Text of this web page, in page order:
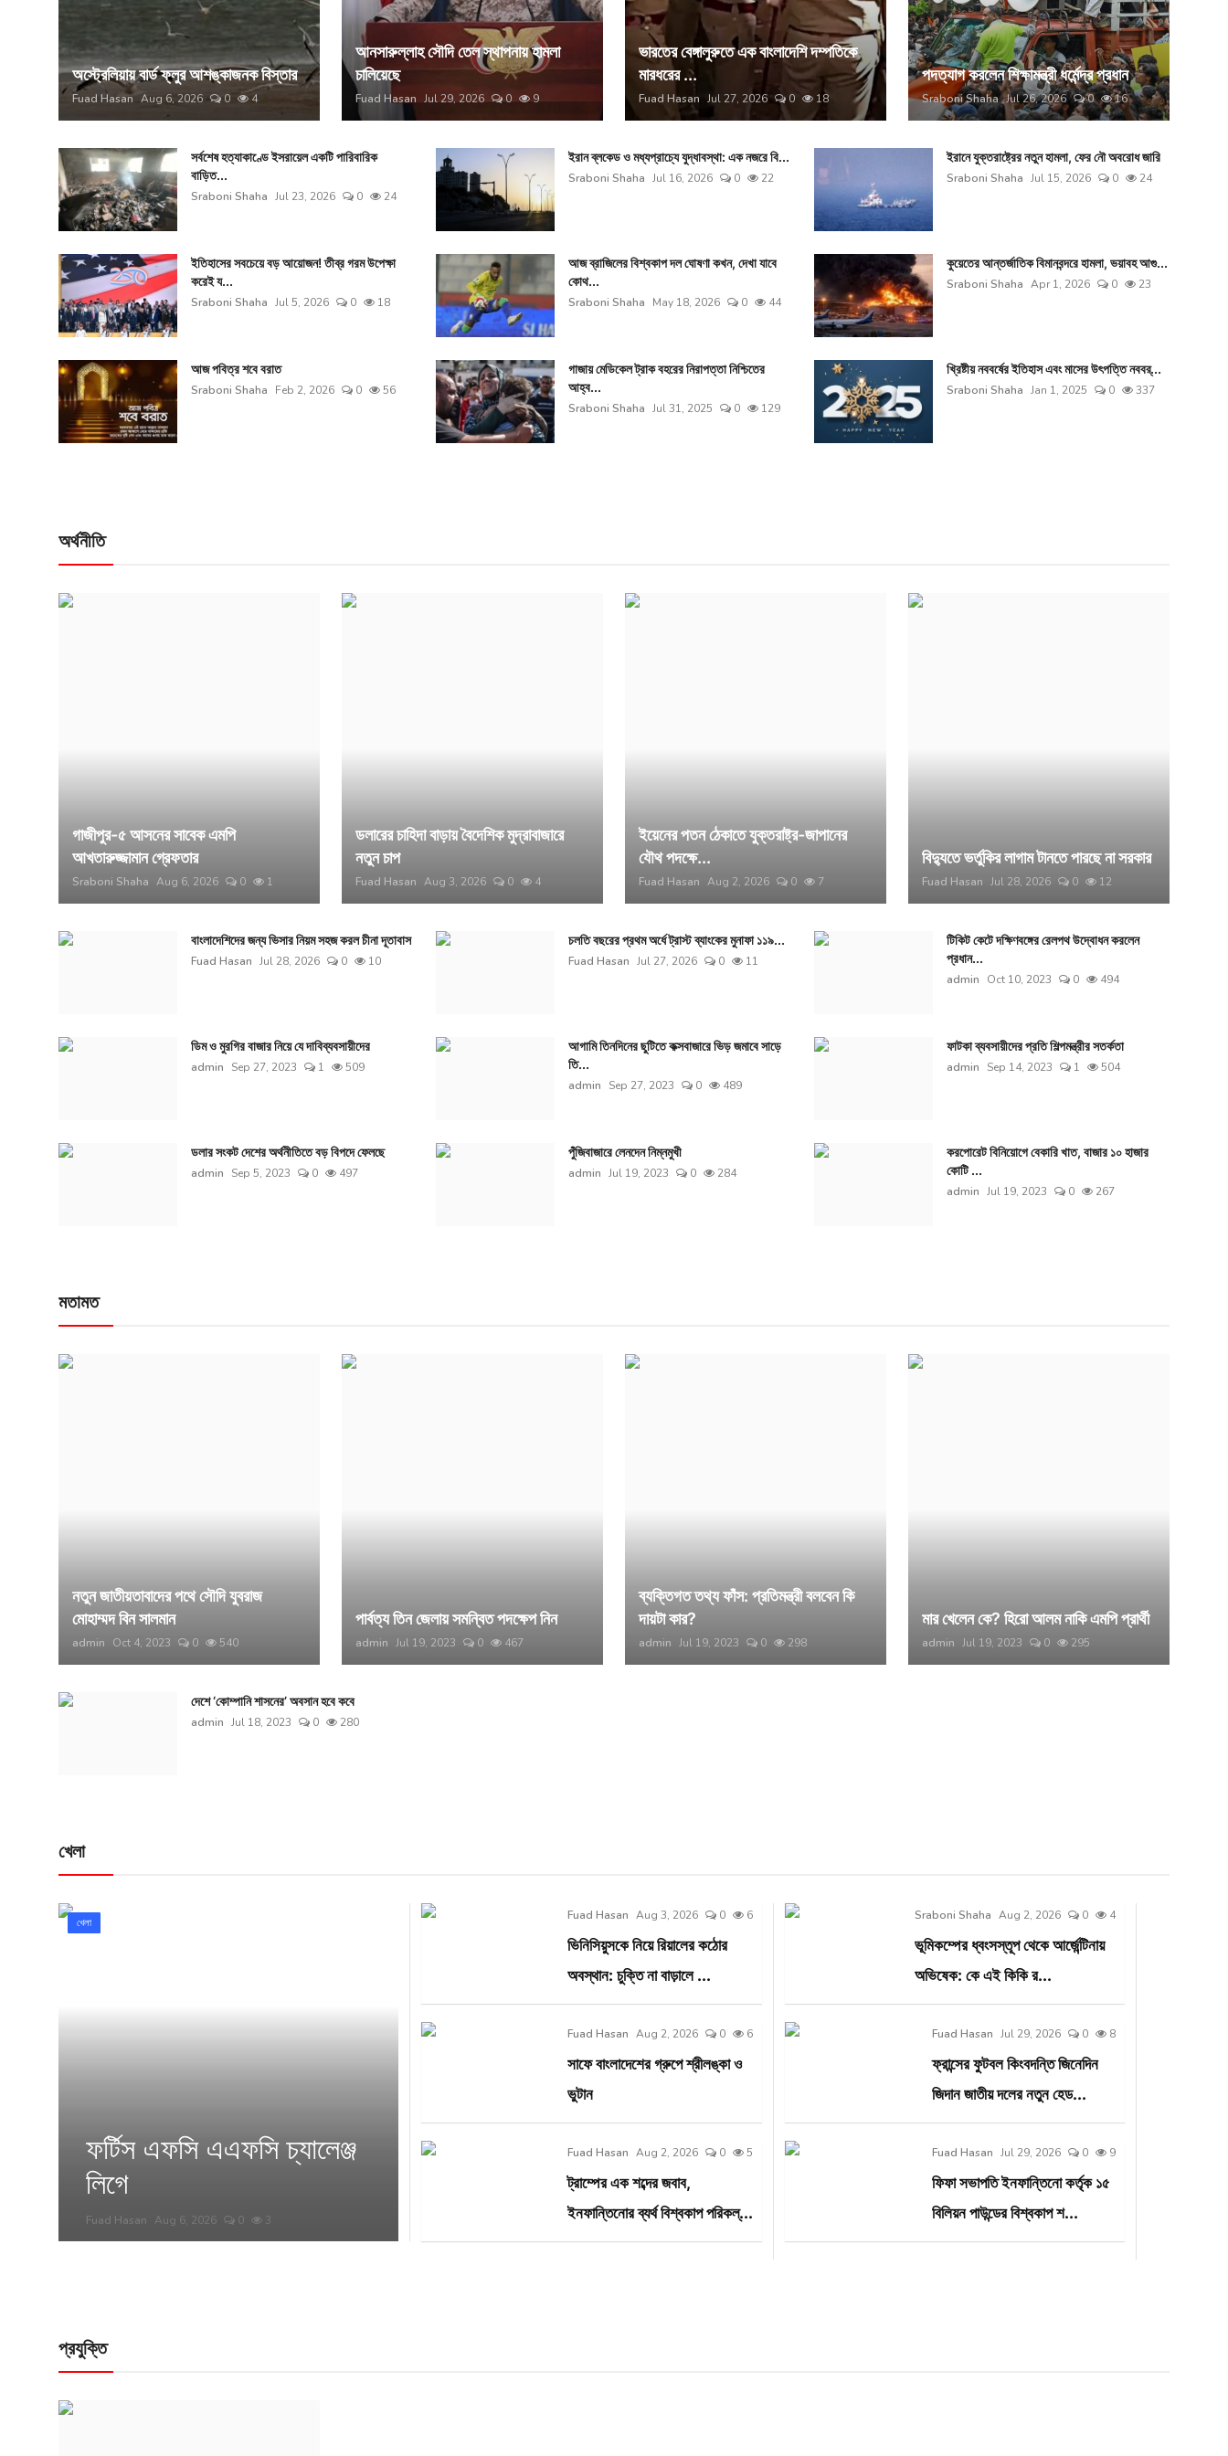
অস্ট্রেলিয়ায় বার্ড ফ্লুর আশঙ্কাজনক বিস্তার
Fuad Hasan Aug 6, 2026 0 4
আনসারুল্লাহ সৌদি তেল স্থাপনায় হামলা
চালিয়েছে
Fuad Hasan Jul 29, 2026 0 9
ভারতের বেঙ্গালুরুতে এক বাংলাদেশি দম্পতিকে
মারধরের ...
Fuad Hasan Jul 27, 2026 0 18
পদত্যাগ করলেন শিক্ষামন্ত্রী ধর্মেন্দ্র প্রধান
Sraboni Shaha Jul 26, 2026 0 16
সর্বশেষ হত্যাকাণ্ডে ইসরায়েল একটি পারিবারিক
বাড়িত...
Sraboni Shaha Jul 23, 2026 0 24
ইরান ব্লকেড ও মধ্যপ্রাচ্যে যুদ্ধাবস্থা: এক নজরে বি...
Sraboni Shaha Jul 16, 2026 0 22
ইরানে যুক্তরাষ্ট্রের নতুন হামলা, ফের নৌ অবরোধ জারি
Sraboni Shaha Jul 15, 2026 0 24
ইতিহাসের সবচেয়ে বড় আয়োজন! তীব্র গরম উপেক্ষা
করেই য...
Sraboni Shaha Jul 5, 2026 0 18
আজ ব্রাজিলের বিশ্বকাপ দল ঘোষণা কখন, দেখা যাবে
কোথ...
Sraboni Shaha May 18, 2026 0 44
কুয়েতের আন্তর্জাতিক বিমানবন্দরে হামলা, ভয়াবহ আগু...
Sraboni Shaha Apr 1, 2026 0 23
আজ পবিত্র শবে বরাত
Sraboni Shaha Feb 2, 2026 0 56
গাজায় মেডিকেল ট্রাক বহরের নিরাপত্তা নিশ্চিতের
আহ্ব...
Sraboni Shaha Jul 31, 2025 0 129
খ্রিষ্টীয় নববর্ষের ইতিহাস এবং মাসের উৎপত্তি নববর্...
Sraboni Shaha Jan 1, 2025 0 337
অর্থনীতি
গাজীপুর-৫ আসনের সাবেক এমপি
আখতারুজ্জামান গ্রেফতার
Sraboni Shaha Aug 6, 2026 0 1
ডলারের চাহিদা বাড়ায় বৈদেশিক মুদ্রাবাজারে
নতুন চাপ
Fuad Hasan Aug 3, 2026 0 4
ইয়েনের পতন ঠেকাতে যুক্তরাষ্ট্র-জাপানের
যৌথ পদক্ষে...
Fuad Hasan Aug 2, 2026 0 7
বিদ্যুতে ভর্তুকির লাগাম টানতে পারছে না সরকার
Fuad Hasan Jul 28, 2026 0 12
বাংলাদেশিদের জন্য ভিসার নিয়ম সহজ করল চীনা দূতাবাস
Fuad Hasan Jul 28, 2026 0 10
চলতি বছরের প্রথম অর্ধে ট্রাস্ট ব্যাংকের মুনাফা ১১৯...
Fuad Hasan Jul 27, 2026 0 11
টিকিট কেটে দক্ষিণবঙ্গের রেলপথ উদ্বোধন করলেন
প্রধান...
admin Oct 10, 2023 0 494
ডিম ও মুরগির বাজার নিয়ে যে দাবিব্যবসায়ীদের
admin Sep 27, 2023 1 509
আগামি তিনদিনের ছুটিতে কক্সবাজারে ভিড় জমাবে সাড়ে
তি...
admin Sep 27, 2023 0 489
ফাটকা ব্যবসায়ীদের প্রতি শিল্পমন্ত্রীর সতর্কতা
admin Sep 14, 2023 1 504
ডলার সংকট দেশের অর্থনীতিতে বড় বিপদে ফেলছে
admin Sep 5, 2023 0 497
পুঁজিবাজারে লেনদেন নিম্নমুখী
admin Jul 19, 2023 0 284
করপোরেট বিনিয়োগে বেকারি খাত, বাজার ১০ হাজার
কোটি ...
admin Jul 19, 2023 0 267
মতামত
নতুন জাতীয়তাবাদের পথে সৌদি যুবরাজ
মোহাম্মদ বিন সালমান
admin Oct 4, 2023 0 540
পার্বত্য তিন জেলায় সমন্বিত পদক্ষেপ নিন
admin Jul 19, 2023 0 467
ব্যক্তিগত তথ্য ফাঁস: প্রতিমন্ত্রী বলবেন কি
দায়টা কার?
admin Jul 19, 2023 0 298
মার খেলেন কে? হিরো আলম নাকি এমপি প্রার্থী
admin Jul 19, 2023 0 295
দেশে ‘কোম্পানি শাসনের’ অবসান হবে কবে
admin Jul 18, 2023 0 280
খেলা
খেলা
ফর্টিস এফসি এএফসি চ্যালেঞ্জ
লিগে
Fuad Hasan Aug 6, 2026 0 3
Fuad Hasan Aug 3, 2026 0 6
ভিনিসিয়ুসকে নিয়ে রিয়ালের কঠোর
অবস্থান: চুক্তি না বাড়ালে ...
Fuad Hasan Aug 2, 2026 0 6
সাফে বাংলাদেশের গ্রুপে শ্রীলঙ্কা ও
ভুটান
Fuad Hasan Aug 2, 2026 0 5
ট্রাম্পের এক শব্দের জবাব,
ইনফান্তিনোর ব্যর্থ বিশ্বকাপ পরিকল্...
Sraboni Shaha Aug 2, 2026 0 4
ভূমিকম্পের ধ্বংসস্তূপ থেকে আর্জেন্টিনায়
অভিষেক: কে এই কিকি র...
Fuad Hasan Jul 29, 2026 0 8
ফ্রান্সের ফুটবল কিংবদন্তি জিনেদিন
জিদান জাতীয় দলের নতুন হেড...
Fuad Hasan Jul 29, 2026 0 9
ফিফা সভাপতি ইনফান্তিনো কর্তৃক ১৫
বিলিয়ন পাউন্ডের বিশ্বকাপ শ...
প্রযুক্তি